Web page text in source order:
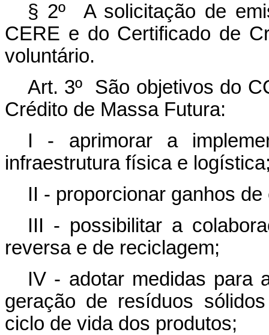
§ 2º A solicitação de
CERE e do Certificado de
voluntário.
Art. 3º São objetivos do
Crédito de Massa Futura:
I - aprimorar a
infraestrutura física e
II - proporcionar ganhos
III - possibilitar a
reversa e de reciclagem;
IV - adotar medidas para
geração de resíduos
ciclo de vida dos produtos;